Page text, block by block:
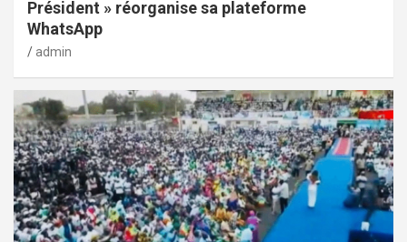
Président » réorganise sa plateforme
WhatsApp
admin